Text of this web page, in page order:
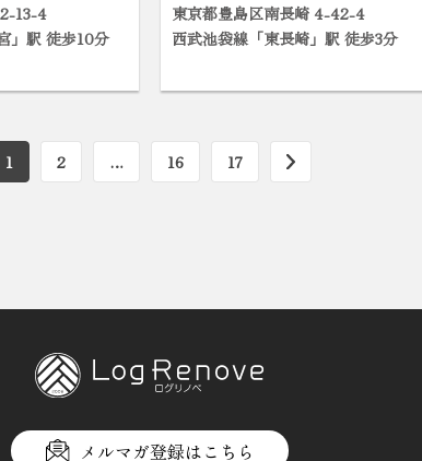
13-4
」駅 徒歩10分
東京都豊島区南長崎 4-42-4
西武池袋線「東長崎」駅 徒歩3分
1 2 … 16 17
メルマガ登録はこちら